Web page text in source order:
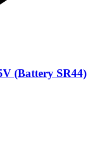
(Battery SR44)